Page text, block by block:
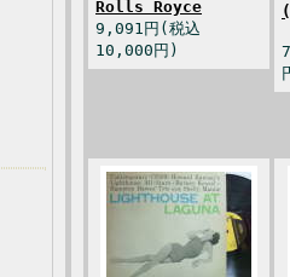
Rolls Royce
9,091円(税込
10,000円)